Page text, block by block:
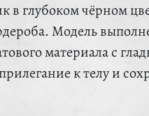
в глубоком чёрном
Модель
материала с
к телу и